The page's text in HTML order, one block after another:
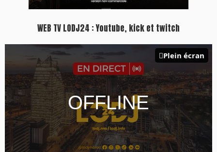
WEB TV LODJ24 : Youtube, kick et twitch
Plein écran